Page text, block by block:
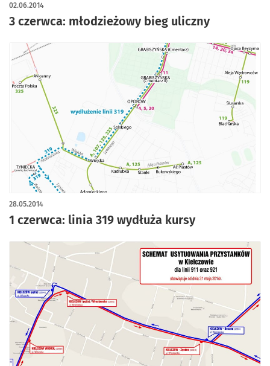
3 czerwca: młodzieżowy bieg uliczny
02.06.2014
1 czerwca: linia 319 wydłuża kursy
28.05.2014